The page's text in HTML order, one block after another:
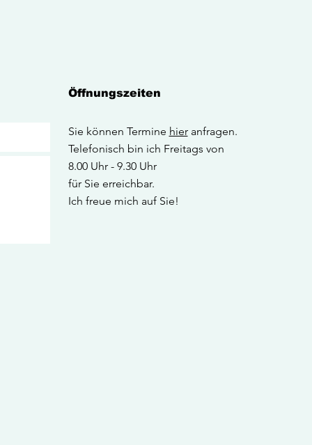
Öffnungszeiten
Sie können Termine hieranfragen.
Telefonisch bin ich Freitags von
8.00 Uhr - 9.30 Uhr
für Sie erreichbar.
Ich freue mich auf Sie!